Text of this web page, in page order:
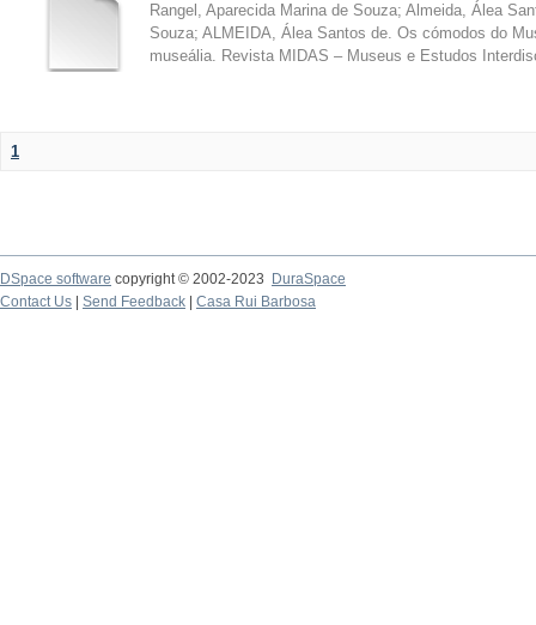
Rangel, Aparecida Marina de Souza; Almeida, Álea
Souza; ALMEIDA, Álea Santos de. Os cómodos do
museália. Revista MIDAS – Museus e Estudos
1
DSpace software copyright © 2002-2023
DuraSpace
Contact Us
Send Feedback Casa Rui Barbosa